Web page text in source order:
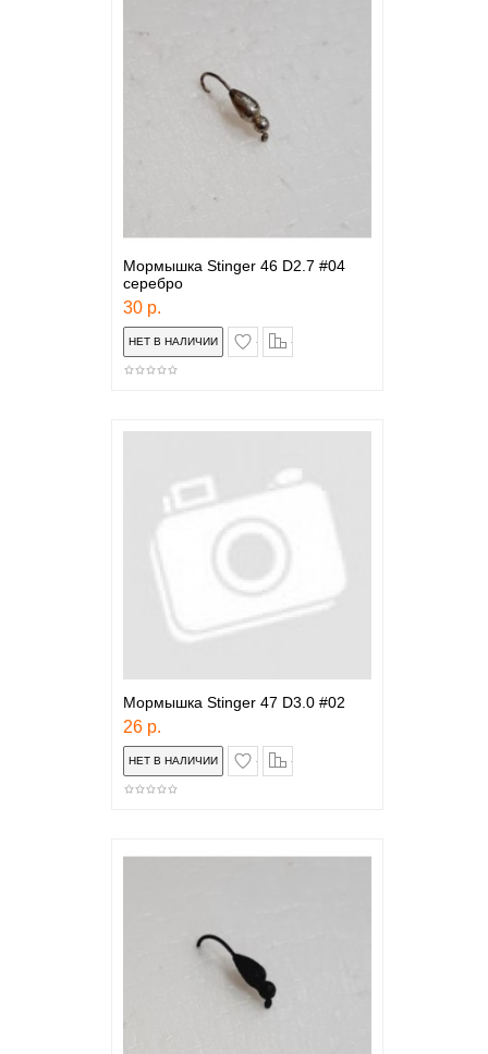
Мормышка Stinger 46 D2.7 #04
серебро
30 р.
в закладки
Мормышка Stinger 47 D3.0 #02
26 р.
в закладки